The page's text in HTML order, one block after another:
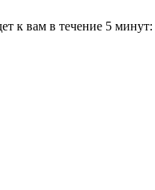
к вам в течение 5 минут: